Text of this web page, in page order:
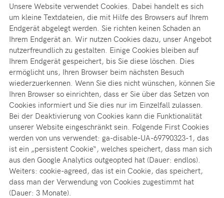
Unsere Website verwendet Cookies. Dabei handelt es sich
um kleine Textdateien, die mit Hilfe des Browsers auf Ihrem
Endgerät abgelegt werden. Sie richten keinen Schaden an
Ihrem Endgerät an. Wir nutzen Cookies dazu, unser Angebot
nutzerfreundlich zu gestalten. Einige Cookies bleiben auf
Ihrem Endgerät gespeichert, bis Sie diese löschen. Dies
ermöglicht uns, Ihren Browser beim nächsten Besuch
wiederzuerkennen. Wenn Sie dies nicht wünschen, können Sie
Ihren Browser so einrichten, dass er Sie über das Setzen von
Cookies informiert und Sie dies nur im Einzelfall zulassen.
Bei der Deaktivierung von Cookies kann die Funktionalität
unserer Website eingeschränkt sein. Folgende First Cookies
werden von uns verwendet: ga-disable-UA-69790323-1, das
ist ein „persistent Cookie“, welches speichert, dass man sich
aus den Google Analytics outgeopted hat (Dauer: endlos).
Weiters: cookie-agreed, das ist ein Cookie, das speichert,
dass man der Verwendung von Cookies zugestimmt hat
(Dauer: 3 Monate).